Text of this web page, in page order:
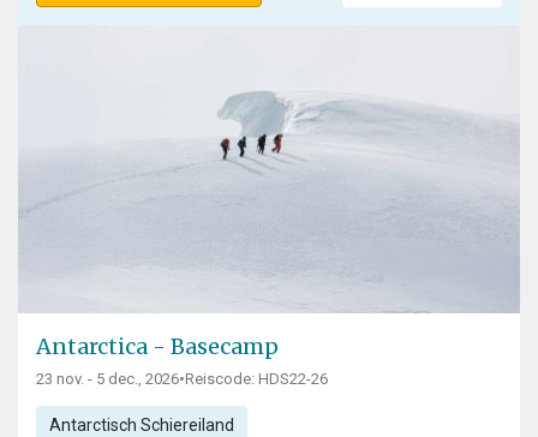
Antarctica - Basecamp
23 nov. - 5 dec., 2026•Reiscode: HDS22-26
Antarctisch Schiereiland